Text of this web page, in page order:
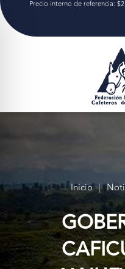
Precio interno de referencia:
Inicio |